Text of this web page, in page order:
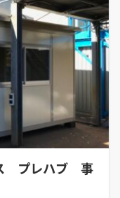
プレハブ 事